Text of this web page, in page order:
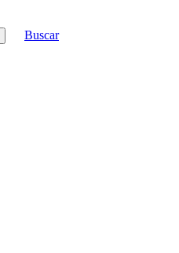
Buscar